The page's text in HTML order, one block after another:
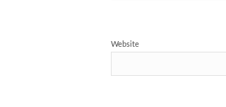
Website